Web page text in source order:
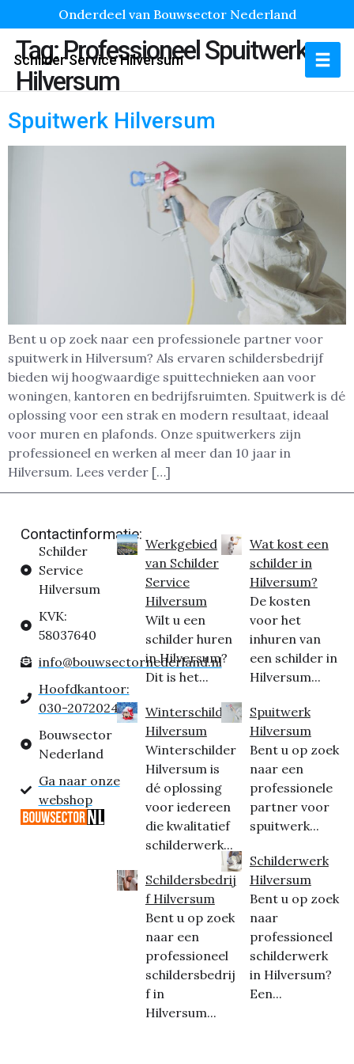
Onderdeel van Bouwsector Nederland
Schilder Service Hilversum
Tag:Professioneel Spuitwerk
Hilversum
Spuitwerk Hilversum
Bent u op zoek naar een professionele partner voor
spuitwerk in Hilversum? Als ervaren schildersbedrijf
bieden wij hoogwaardige spuittechnieken aan voor
woningen, kantoren en bedrijfsruimten. Spuitwerk is dé
oplossing voor een strak en modern resultaat, ideaal
voor muren en plafonds. Onze spuitwerkers zijn
professioneel en werken al meer dan 10 jaar in
Hilversum. Lees verder […]
Contactinformatie:
Schilder
Service
Hilversum
KVK:
58037640
info@bouwsectornederland.nl
Hoofdkantoor:
030-2072024
Bouwsector
Nederland
Ga naar onze
webshop
Werkgebied
van Schilder
Service
Hilversum
Wilt u een
schilder huren
in Hilversum?
Dit is het...
Winterschilder
Hilversum
Winterschilder
Hilversum is
dé oplossing
voor iedereen
die kwalitatief
schilderwerk...
Schildersbedrij
f Hilversum
Bent u op zoek
naar een
professioneel
schildersbedrij
f in
Hilversum...
Wat kost een
schilder in
Hilversum?
De kosten
voor het
inhuren van
een schilder in
Hilversum...
Spuitwerk
Hilversum
Bent u op zoek
naar een
professionele
partner voor
spuitwerk...
Schilderwerk
Hilversum
Bent u op zoek
naar
professioneel
schilderwerk
in Hilversum?
Een...